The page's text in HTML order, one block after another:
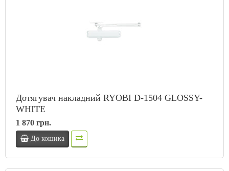
Дотягувач накладний RYOBI D-1504 GLOSSY-
WHITE
1 870 грн.
До кошика